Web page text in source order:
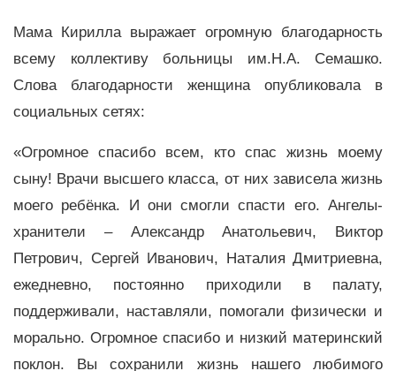
Мама Кирилла выражает огромную благодарность
всему коллективу больницы им.Н.А. Семашко.
Слова благодарности женщина опубликовала в
социальных сетях:
«Огромное спасибо всем, кто спас жизнь моему
сыну! Врачи высшего класса, от них зависела жизнь
моего ребёнка. И они смогли спасти его. Ангелы-
хранители – Александр Анатольевич, Виктор
Петрович, Сергей Иванович, Наталия Дмитриевна,
ежедневно, постоянно приходили в палату,
поддерживали, наставляли, помогали физически и
морально. Огромное спасибо и низкий материнский
поклон. Вы сохранили жизнь нашего любимого